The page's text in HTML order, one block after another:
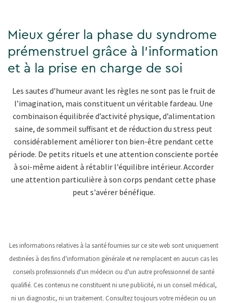
Mieux gérer la phase du syndrome
prémenstruel grâce à l'information
et à la prise en charge de soi
Les sautes d’humeur avant les règles ne sont pas le fruit de
l’imagination, mais constituent un véritable fardeau. Une
combinaison équilibrée d’activité physique, d’alimentation
saine, de sommeil suffisant et de réduction du stress peut
considérablement améliorer ton bien-être pendant cette
période. De petits rituels et une attention consciente portée
à soi-même aident à rétablir l'équilibre intérieur. Accorder
une attention particulière à son corps pendant cette phase
peut s'avérer bénéfique.
Les informations relatives à la santé fournies sur ce site web sont uniquement
destinées à des fins d'information générale et ne remplacent en aucun cas les
conseils professionnels d'un médecin ou d'un autre professionnel de santé
qualifié. Ces contenus ne constituent ni une publicité, ni un conseil médical,
ni un diagnostic, ni un traitement. Consultez toujours votre médecin ou un